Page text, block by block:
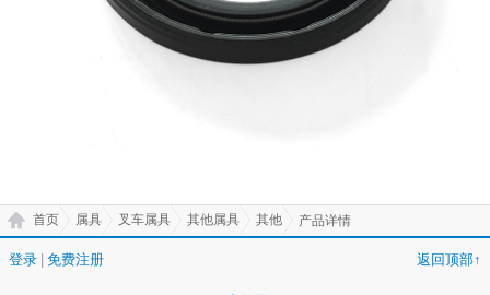
首页 属具 叉车属具 其他属具 其他 产品详情
登录 免费注册 返回顶部↑